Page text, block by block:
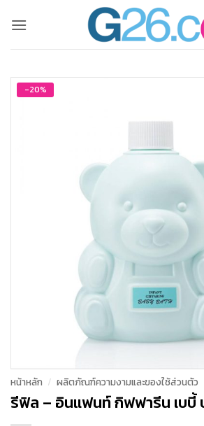
-20%
หน้าหลัก / ผลิตภัณฑ์ความงามและของใช้ส่วนตัว
รีฟิล – อินแฟนท์ กิฟฟารีน เบบี้